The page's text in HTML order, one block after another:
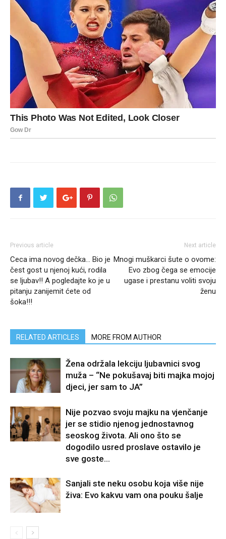
Previous article
Ceca ima novog dečka… Bio je
čest gost u njenoj kući, rodila
se ljubav!! A pogledajte ko je u
pitanju zanijemit ćete od
šoka!!!
Next article
Mnogi muškarci šute o ovome:
Evo zbog čega se emocije
ugase i prestanu voliti svoju
ženu
RELATED ARTICLES MORE FROM AUTHOR
Žena održala lekciju ljubavnici svog
muža – “Ne pokušavaj biti majka mojoj
djeci, jer sam to JA”
Nije pozvao svoju majku na vjenčanje
jer se stidio njenog jednostavnog
seoskog života. Ali ono što se
dogodilo usred proslave ostavilo je
sve goste...
Sanjali ste neku osobu koja više nije
živa: Evo kakvu vam ona pouku šalje